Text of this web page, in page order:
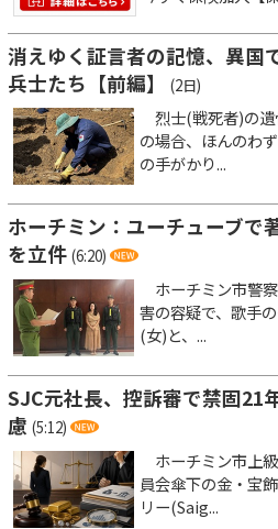
消えゆく証言者の記憶、異国
兵士たち【前編】
(2日)
烈士(戦死者)の遺
の場合、ほんのわ
の手がかり...
ホーチミン：ユーチューブで
を立件 (6:20)
ホーチミン市警
害の容疑で、歌手
(女)と、...
SJC元社長、控訴審で禁固
慮 (5:12)
ホーチミン市上
員会傘下の金・宝
リー(Saig...